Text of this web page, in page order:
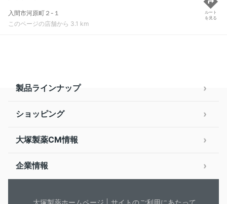
入間市河原町２-１
このページの店舗から 3.1 km
ルート
を見る
製品ラインナップ
ショッピング
大塚製薬CM情報
企業情報